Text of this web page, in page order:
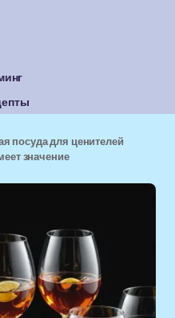
посуда для ценителей
значение